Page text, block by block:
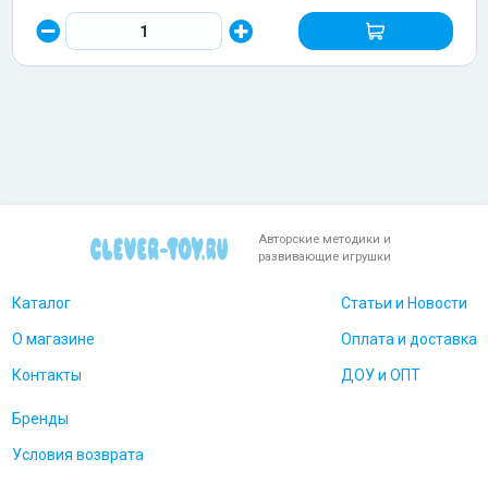
Авторские методики и
развивающие игрушки
Каталог
О магазине
Контакты
Статьи и Новости
Оплата и доставка
ДОУ и ОПТ
Бренды
Условия возврата